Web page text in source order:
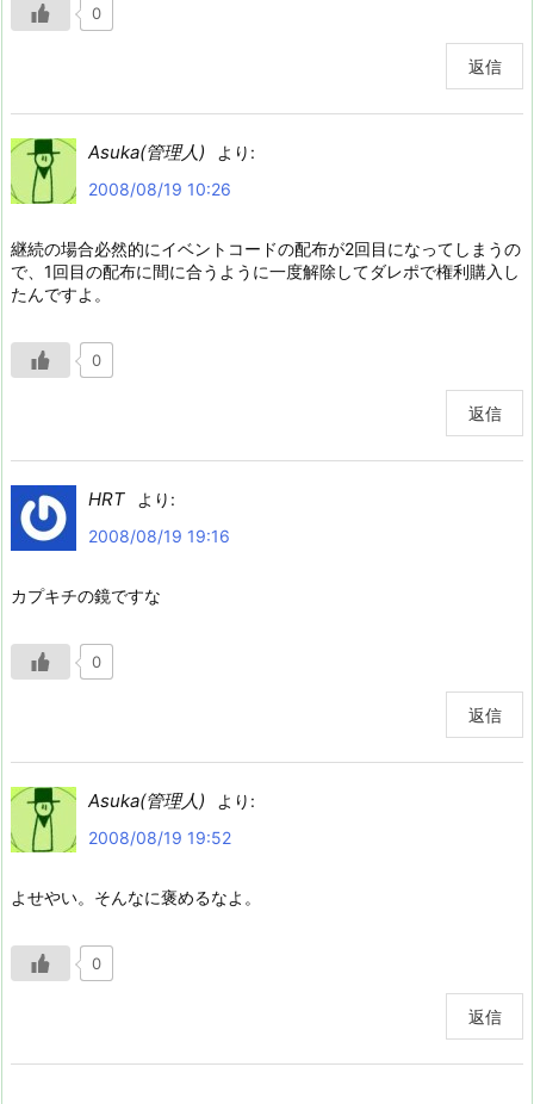
0
返信
Asuka(管理人)
より:
2008/08/19 10:26
継続の場合必然的にイベントコードの配布が2回目になってしまうの
で、1回目の配布に間に合うように一度解除してダレポで権利購入し
たんですよ。
0
返信
HRT
より:
2008/08/19 19:16
カプキチの鏡ですな
0
返信
Asuka(管理人)
より:
2008/08/19 19:52
よせやい。そんなに褒めるなよ。
0
返信